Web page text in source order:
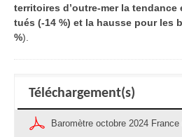
territoires d’outre-mer la
tués (-14 %) et la hausse pour les
%).
Téléchargement(s)
Baromètre octobre 2024